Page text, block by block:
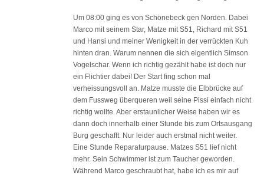
Um 08:00 ging es von Schönebeck gen Norden. Dabei
Marco mit seinem Star, Matze mit S51, Richard mit S51
und Hansi und meiner Wenigkeit in der verrückten Kuh
hinten dran. Warum nennen die sich eigentlich Simson
Vogelschar. Wenn ich richtig gezählt habe ist doch nur
ein Flichtier dabei! Der Start fing schon mal
verheissungsvoll an. Matze musste die Elbbrücke auf
dem Fussweg überqueren weil seine Pissi einfach nicht
richtig wollte. Aber erstaunlicher Weise haben wir es
dann doch innerhalb einer Stunde bis zum Ortsausgang
Burg geschafft. Nur leider auch erstmal nicht weiter.
Eine Stunde Reparaturpause. Matzes S51 lief nicht
mehr. Sein Schwimmer ist zum Taucher geworden.
Während Marco geschraubt hat, habe ich es mir auf